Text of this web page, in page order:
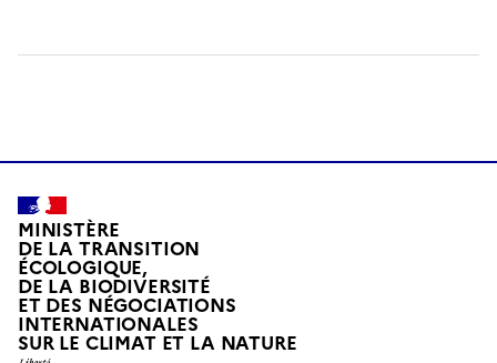
MINISTÈRE
DE LA TRANSITION
ÉCOLOGIQUE,
DE LA BIODIVERSITÉ
ET DES NÉGOCIATIONS
INTERNATIONALES
SUR LE CLIMAT ET LA NATUREL